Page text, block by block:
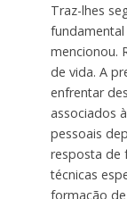
Traz-lhes
mencionou.
de vida. A
enfrentar
associados
pessoais
resposta de
técnicas
formação